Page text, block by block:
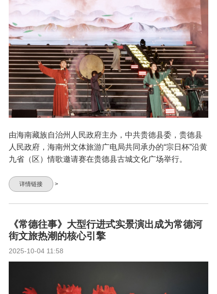
由海南藏族自治州人民政府主办，中共贵德县委，贵德县
人民政府，海南州文体旅游广电局共同承办的“宗日杯”沿黄
九省（区）情歌邀请赛在贵德县古城文化广场举行。
详情链接 >
《常德往事》大型行进式实景演出成为常德河
街文旅热潮的核心引擎
2025-10-04 11:58